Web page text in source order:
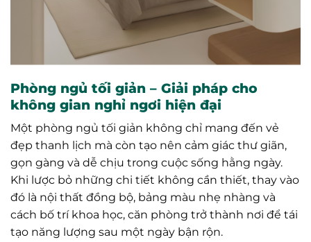
Phòng ngủ tối giản – Giải pháp cho
không gian nghỉ ngơi hiện đại
Một phòng ngủ tối giản không chỉ mang đến vẻ
đẹp thanh lịch mà còn tạo nên cảm giác thư giãn,
gọn gàng và dễ chịu trong cuộc sống hằng ngày.
Khi lược bỏ những chi tiết không cần thiết, thay vào
đó là nội thất đồng bộ, bảng màu nhẹ nhàng và
cách bố trí khoa học, căn phòng trở thành nơi để tái
tạo năng lượng sau một ngày bận rộn.